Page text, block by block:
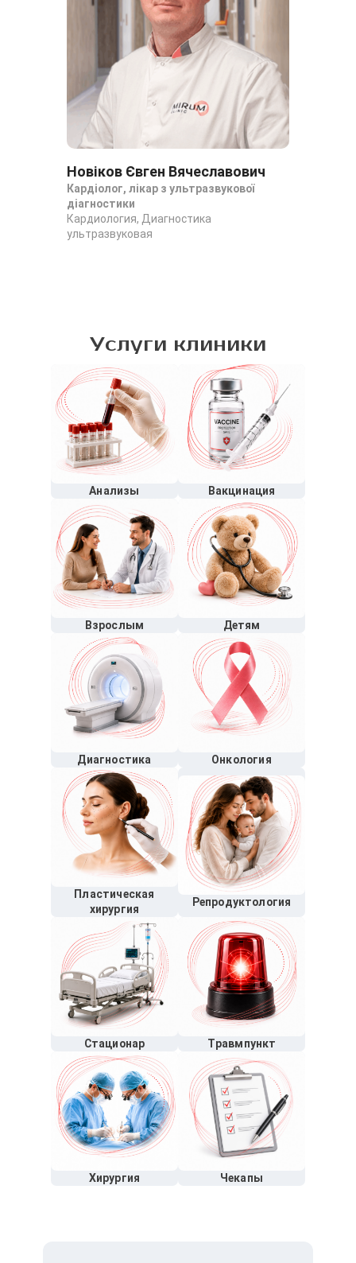
Новіков Євген Вячеславович
Кардіолог, лікар з ультразвукової
діагностики
Кардиология, Диагностика
ультразвуковая
Услуги клиники
Анализы Вакцинация
Взрослым Детям
Диагностика Онкология
Пластическая
хирургия
Репродуктология
Стационар Травмпункт
Хирургия Чекапы